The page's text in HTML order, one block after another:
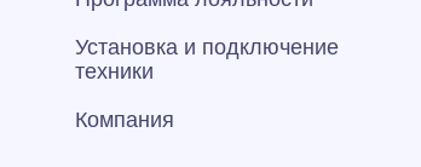
Установка и подключение
техники
Компания